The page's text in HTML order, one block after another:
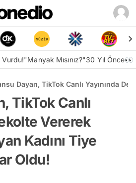
Vurdu!"Manyak Mısınız?"30 Yıl Önce👀
Dayan, TikTok Canlı Yayınında
TikTok Canlı
Vererek
Kadını Tiye
Oldu!